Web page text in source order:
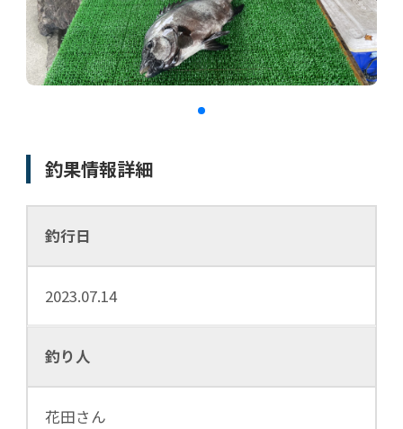
釣果情報詳細
釣行日
2023.07.14
釣り人
花田さん